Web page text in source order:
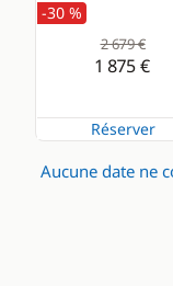
-30 %
2 679 €
1 875 €
Réserver
Aucune date ne